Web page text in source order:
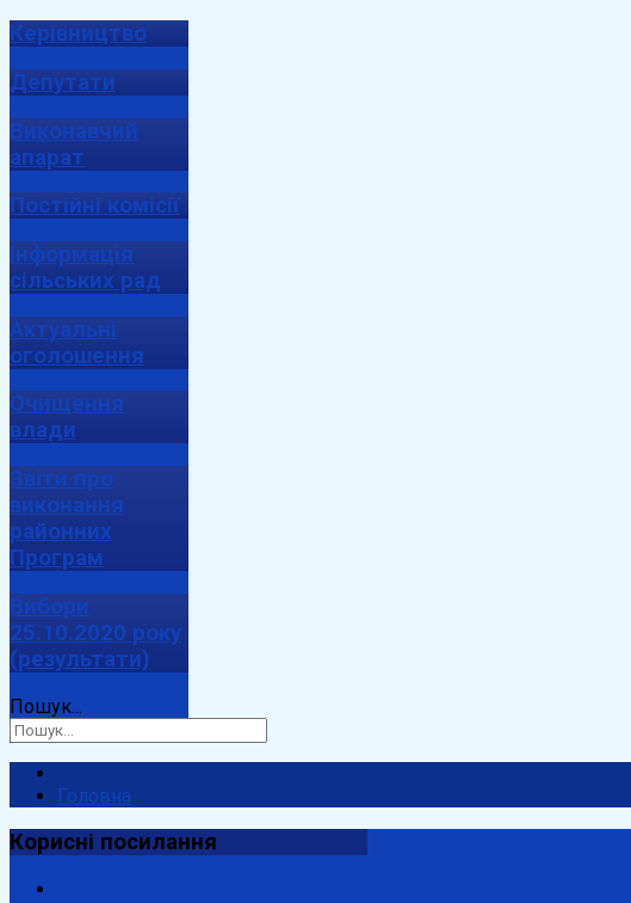
Керівництво
Депутати
Виконавчий
апарат
Постійні комісії
Інформація
сільських рад
Актуальні
оголошення
Очищення
влади
Звіти про
виконання
районних
Програм
Вибори
25.10.2020 року
(результати)
Пошук...
Головна
Корисні посилання